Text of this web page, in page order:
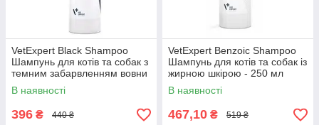
VetExpert Black Shampoo
Шампунь для котів та собак з
темним забарвленням вовни
- 250 мл
В наявності
396 ₴ 440 ₴
VetExpert Benzoic Shampoo
Шампунь для котів та собак із
жирною шкірою - 250 мл
В наявності
467,10 ₴ 519 ₴